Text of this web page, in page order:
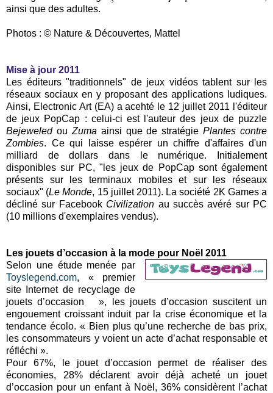
ainsi que des adultes.
Photos : © Nature & Découvertes, Mattel
Mise à jour 2011
Les éditeurs "traditionnels" de jeux vidéos tablent sur les
réseaux sociaux en y proposant des applications ludiques.
Ainsi, Electronic Art (EA) a acehté le 12 juillet 2011 l'éditeur
de jeux PopCap : celui-ci est l'auteur des jeux de puzzle
Bejeweledou Zuma ainsi que de stratégiePlantes contre
Zombies. Ce qui laisse espérer un chiffre d'affaires d'un
milliard de dollars dans le numérique. Initialement
disponibles sur PC, "les jeux de PopCap sont également
présents sur les terminaux mobiles et sur les réseaux
sociaux" (Le Monde, 15 juillet 2011). La société 2K Games a
décliné sur Facebook Civilization au succès avéré sur PC
(10 millions d'exemplaires vendus).
Les jouets d’occasion à la mode pour Noël 2011
Selon une étude menée par
Toyslegend.com, « premier
site Internet de recyclage de
jouets d’occasion », les jouets d’occasion suscitent un
engouement croissant induit par la crise économique et la
tendance écolo. « Bien plus qu’une recherche de bas prix,
les consommateurs y voient un acte d’achat responsable et
réfléchi ».
Pour 67%, le jouet d’occasion permet de réaliser des
économies, 28% déclarent avoir déjà acheté un jouet
d’occasion pour un enfant à Noël, 36% considèrent l’achat